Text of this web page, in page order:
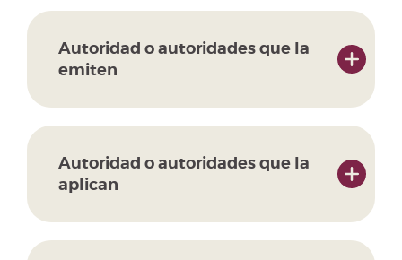
Autoridad o autoridades que la
emiten
Autoridad o autoridades que la
aplican